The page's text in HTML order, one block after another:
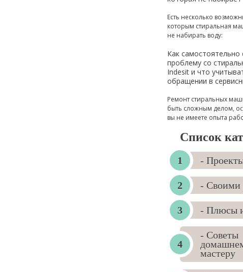
Есть несколько
которым стиральная
не набирать воду:
Как самостоятельно
проблему со
Indesit и что
обращении в
Ремонт стиральных
быть сложным делом,
вы не имеете опыта
Список
-
- Своими
- Плюсы
- Советы
мастеру